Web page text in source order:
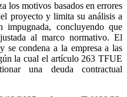
los motivos basados en errores
proyecto y limita su análisis a
concluyendo que
al marco normativo. El
se condena a la empresa a las
la cual el artículo 263 TFUE
una deuda contractual